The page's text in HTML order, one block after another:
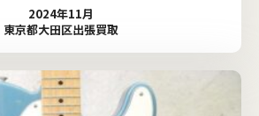
2024年11月
東京都大田区出張買取